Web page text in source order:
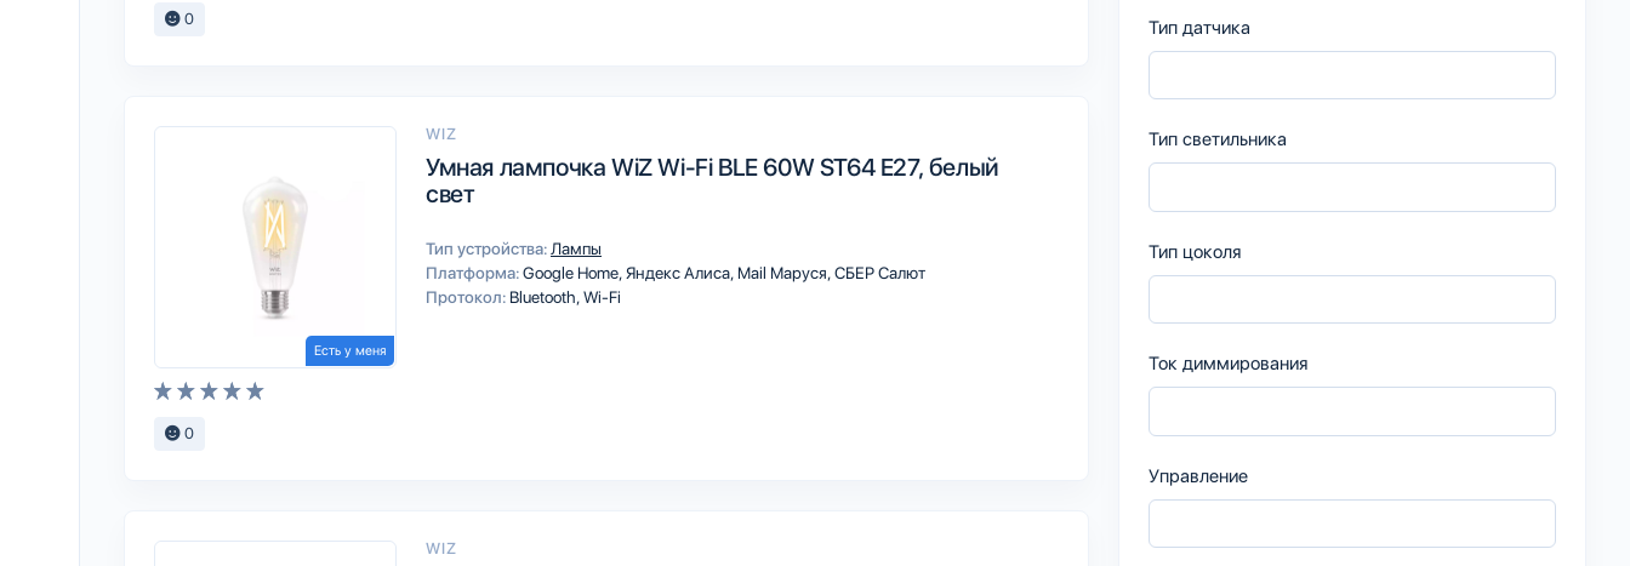
0
Есть у меня
WIZ
Умная лампочка WiZ Wi-Fi BLE 60W ST64 E27, белый
свет
Тип устройства: Лампы
Платформа:Google HomeЯндекс Алиса Mail МарусяСБЕР Салют
Протокол: BluetoothWi-Fi
0
WIZ
Тип датчика
Тип светильника
Тип цоколя
Ток диммирования
Управление